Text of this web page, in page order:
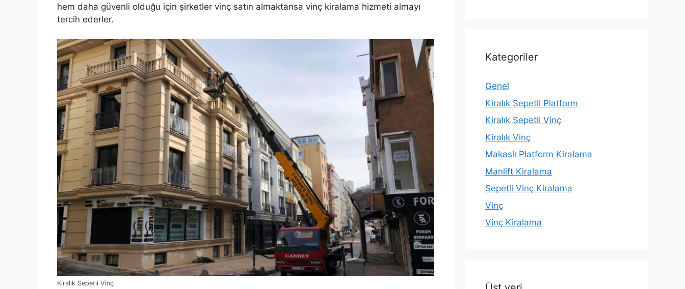
hem daha güvenli olduğu için şirketler vinç satın almaktansa vinç kiralama hizmeti almayı
tercih ederler.
Kiralık Sepetli Vinç
Kategoriler
Genel
Kiralık Sepetli Platform
Kiralık Sepetli Vinç
Kiralık Vinç
Makaslı Platform Kiralama
Manlift Kiralama
Sepetli Vinç Kiralama
Vinç
Vinç Kiralama